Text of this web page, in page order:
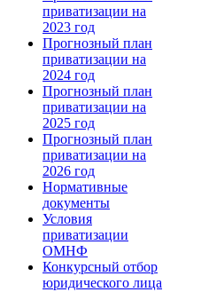
приватизации на
2023 год
Прогнозный план
приватизации на
2024 год
Прогнозный план
приватизации на
2025 год
Прогнозный план
приватизации на
2026 год
Нормативные
документы
Условия
приватизации
ОМНФ
Конкурсный отбор
юридического лица